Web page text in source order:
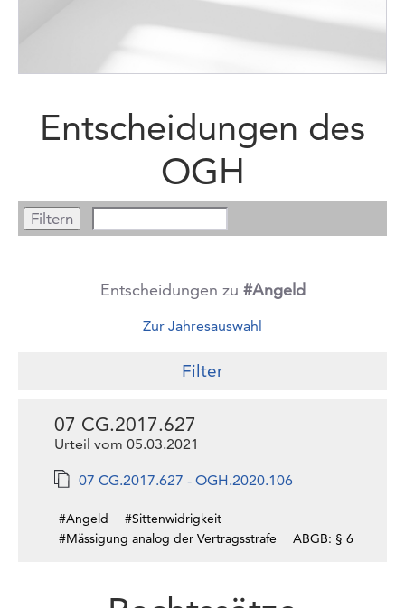
Entscheidungen des
OGH
Entscheidungen zu #Angeld
Zur Jahresauswahl
Filter
07 CG.2017.627
Urteil vom 05.03.2021
07 CG.2017.627 - OGH.2020.106
#Angeld
#Sittenwidrigkeit
#Mässigung analog der Vertragsstrafe
ABGB: § 6